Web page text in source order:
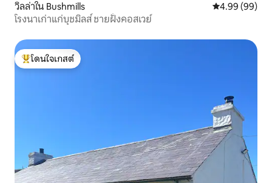
วิลล่าใน Bushmills คะแนนเฉลี่ย
4.99 (99)
โรงนาเก่าแก่บุชมิลส์ ชายฝั่งคอสเวย์
โดนใจเกสต์ที่สุด
โดนใจเกสต์